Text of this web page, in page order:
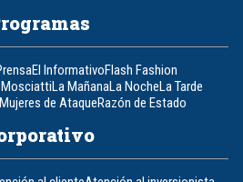
El InformativoFlash Fashion
MosciattiLa MañanaLa NocheLa Tarde
Mujeres de AtaqueRazón de Estado